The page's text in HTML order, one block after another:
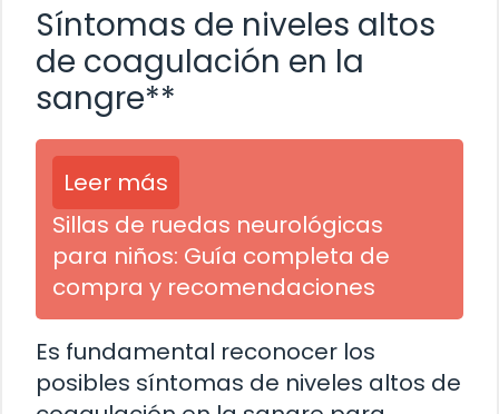
Síntomas de niveles altos
de coagulación en la
sangre**
Leer más
Sillas de ruedas neurológicas
para niños: Guía completa de
compra y recomendaciones
Es fundamental reconocer los
posibles síntomas de niveles altos de